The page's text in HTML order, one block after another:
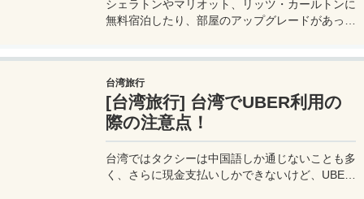
シェラトンやマリオット、リッツ・カールトンに
無料宿泊したり、部屋のアップグレードがあった
カード 」の魅力とメリット、デメリットを交え
詳しく紹介していきたい。
台湾旅行
[台湾旅行] 台湾でUBER利用の
際の注意点！
台湾ではタクシーは中国語しか通じないことも多
く、さらに現金支払いしかできないけど、UBER